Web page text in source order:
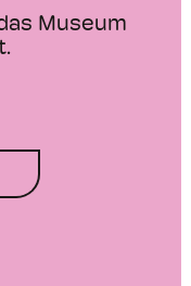
Museum